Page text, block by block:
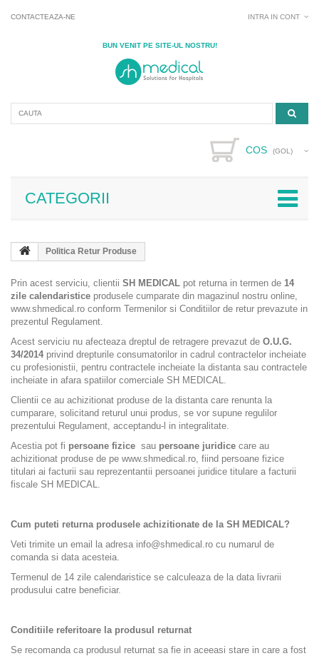
CONTACTEAZA-NE INTRA IN CONT
BUN VENIT PE SITE-UL NOSTRU!
COS (GOL)
CATEGORII
Politica Retur Produse
Prin acest serviciu, clientii SH MEDICAL pot returna in termen de 14
zile calendaristice produsele cumparate din magazinul nostru online,
www.shmedical.ro conform Termenilor si Conditiilor de retur prevazute in
prezentul Regulament.
Acest serviciu nu afecteaza dreptul de retragere prevazut de O.U.G.
34/2014 privind drepturile consumatorilor in cadrul contractelor incheiate
cu profesionistii,
pentru contractele incheiate la distanta sau contractele
incheiate in afara spatiilor comerciale SH MEDICAL.
Clientii ce au achizitionat produse de la distanta care renunta la
cumparare, solicitand returul unui produs, se vor supune regulilor
prezentului Regulament, acceptandu-l in integralitate.
Acestia pot fi persoane fizice sau persoane juridice care au
achizitionat produse de pe www.shmedical.ro, fiind persoane fizice
titulari ai facturii sau reprezentantii persoanei juridice titulare a facturii
fiscale SH MEDICAL.
Cum puteti returna produsele achizitionate de la SH MEDICAL?
Veti trimite un email la adresa info@shmedical.ro cu numarul de
comanda si data acesteia.
Termenul de 14 zile calendaristice se calculeaza de la data livrarii
produsului catre beneficiar.
Conditiile referitoare la produsul returnat
Se recomanda ca produsul returnat sa fie in aceeasi stare in care a fost